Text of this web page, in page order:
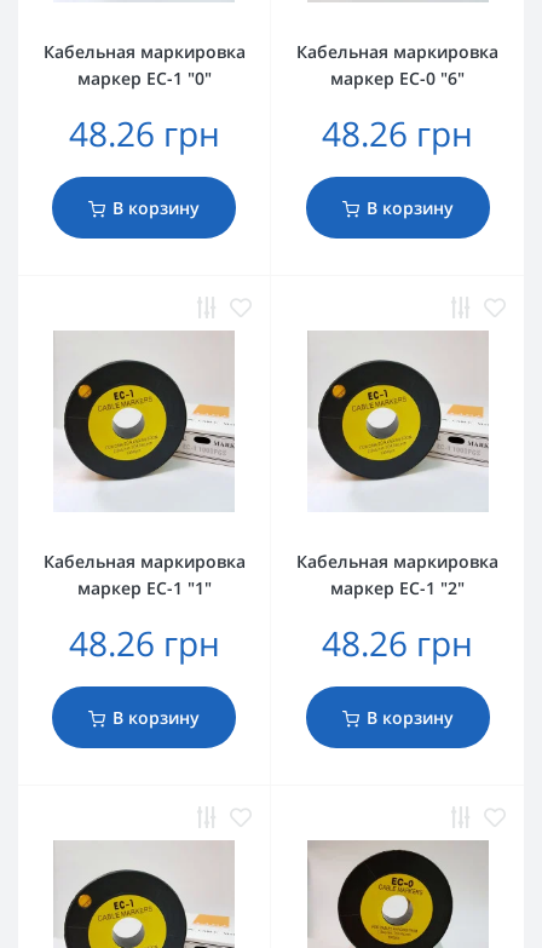
Кабельная маркировка
маркер EC-1 "0"
48.26 грн
В корзину
Кабельная маркировка
маркер EC-0 "6"
48.26 грн
В корзину
Кабельная маркировка
маркер EC-1 "1"
48.26 грн
В корзину
Кабельная маркировка
маркер EC-1 "2"
48.26 грн
В корзину